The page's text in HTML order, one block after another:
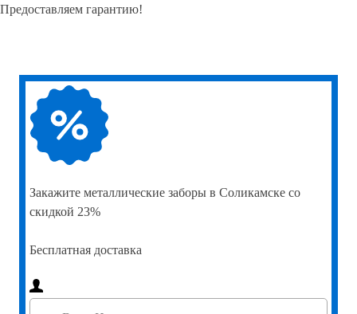
Предоставляем гарантию!
Закажите металлические заборы в Соликамске со
скидкой 23%
Бесплатная доставка